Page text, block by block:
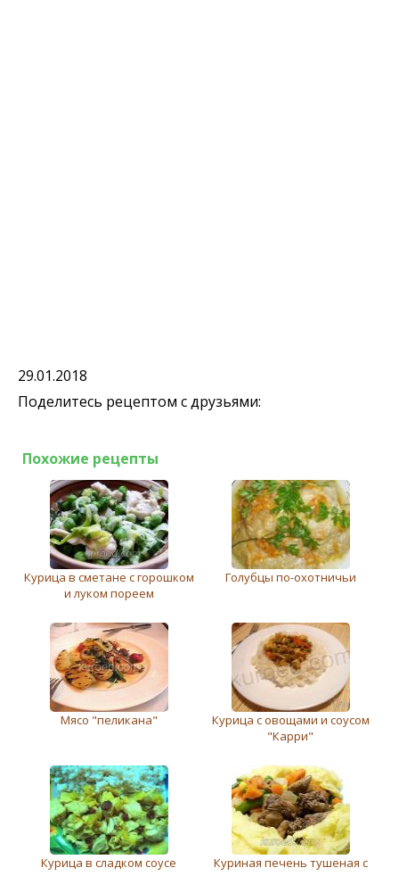
29.01.2018
Поделитесь рецептом с друзьями:
Похожие рецепты
Курица в сметане с горошком
и луком пореем
Голубцы по-охотничьи
Мясо "пеликана"
Курица с овощами и соусом
"Карри"
Курица в сладком соусе
Куриная печень тушеная с